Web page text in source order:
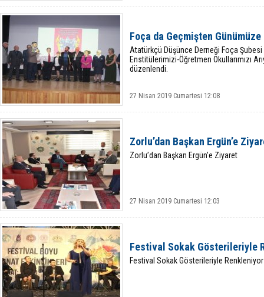
Foça da Geçmişten
Atatürkçü Düşünce Derneği Foça Şubesi
Enstitülerimizi-Öğretmen Okullarımızı
düzenlendi.
27 Nisan 2019 Cumartesi 12:08
Zorlu’dan Başkan Ergün’e
Zorlu’dan Başkan Ergün’e Ziyaret
27 Nisan 2019 Cumartesi 12:03
Festival Sokak Gösterileriyle
Festival Sokak Gösterileriyle Renkleniyor